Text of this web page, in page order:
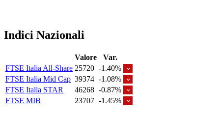
Indici Nazionali
Valore
Var.
FTSE Italia All-Share 25720 -1.40%
FTSE Italia Mid Cap 39374 -1.08%
FTSE Italia STAR
46268 -0.87%
FTSE MIB
23707 -1.45%